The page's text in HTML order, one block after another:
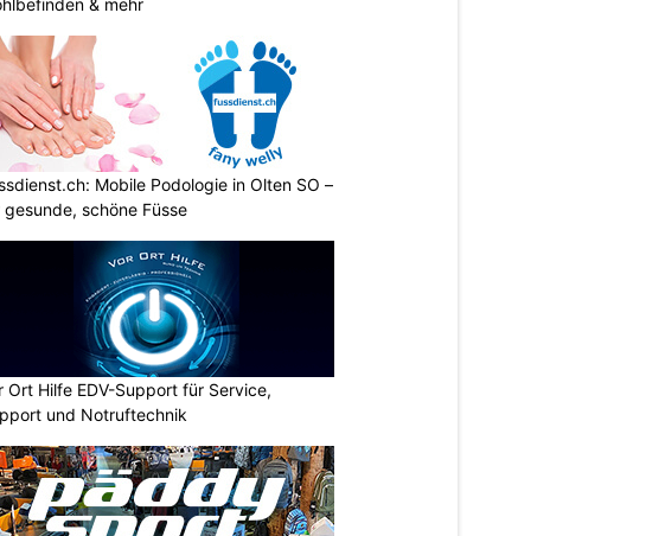
Mobile Podologie in Olten SO –
gesunde, schöne Füsse
Ort Hilfe EDV-Support für Service,
und Notruftechnik